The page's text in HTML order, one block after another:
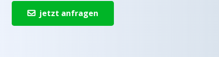
jetzt anfragen